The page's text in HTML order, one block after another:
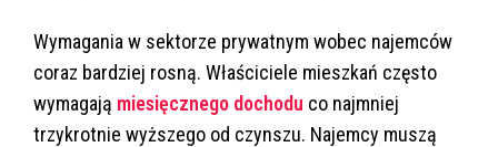
Wymagania w sektorze prywatnym wobec najemców
coraz bardziej rosną. Właściciele mieszkań często
wymagają miesięcznego dochodu co najmniej
trzykrotnie wyższego od czynszu. Najemcy muszą